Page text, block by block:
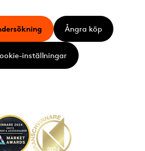
Express
Ångra köp
inställningar